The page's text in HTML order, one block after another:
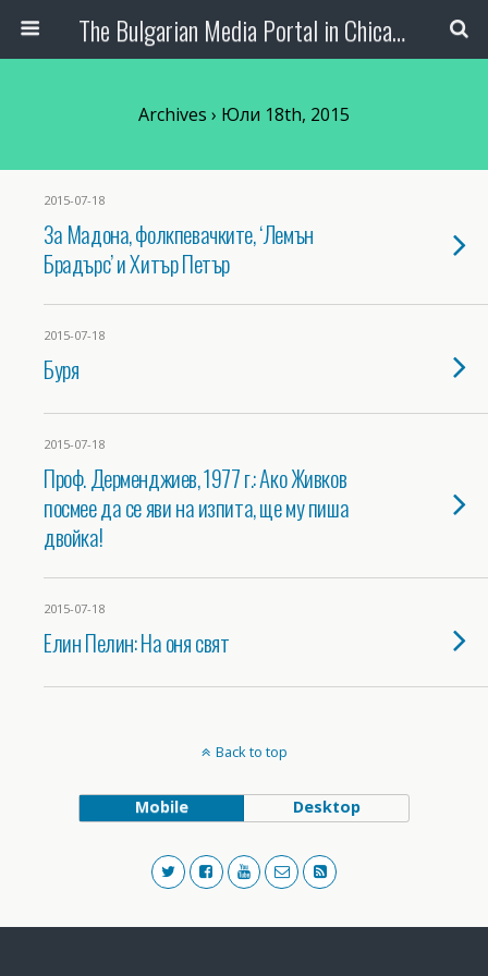
The Bulgarian Media Portal in Chicago
Archives › Юли 18th, 2015
2015-07-18
За Мадона, фолкпевачките, ‘Лемън
Брадърс’ и Хитър Петър
2015-07-18
Буря
2015-07-18
Проф. Дерменджиев, 1977 г.: Ако Живков
посмее да се яви на изпита, ще му пиша
двойка!
2015-07-18
Елин Пелин: На оня свят
Back to top
Mobile Desktop